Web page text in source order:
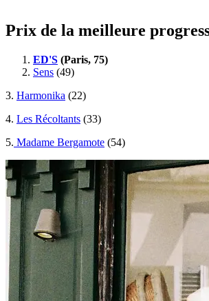
Prix de la meilleure
ED'S (Paris, 75)
Sens (49)
3. Harmonika (22)
4. Les Récoltants (33)
5. Madame Bergamote (54)